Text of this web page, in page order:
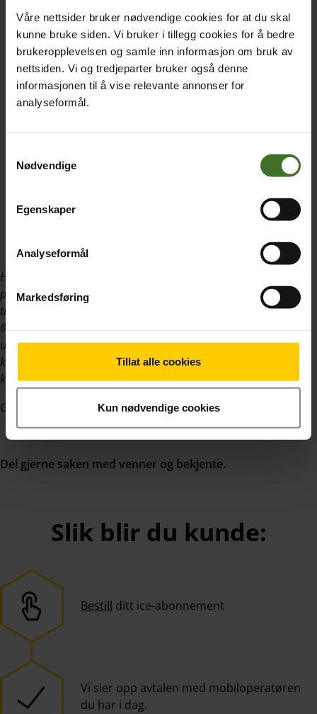
Våre nettsider bruker nødvendige cookies for at du skal
kunne bruke siden. Vi bruker i tillegg cookies for å bedre
brukeropplevelsen og samle inn informasjon om bruk av
nettsiden. Vi og tredjeparter bruker også denne
informasjonen til å vise relevante annonser for
analyseformål.
Nødvendige
Egenskaper
Analyseformål
Markedsføring
Tillat alle cookies
Kun nødvendige cookies
Her er reelle eksempel der svindlere utga seg for å være ice. Alle
punktene ovenfor er representert på bildene. Får du opp
tilsvarende, uavhengig av hvilken bedrift de utgir seg for å være:
Ikke klikk på noe og ste
uheldig å klikke deg inn på en lenke, aldri oppgi dine
kontaktopplysninger som epost, telefonnummer eller
kredittkortnummer.
Gi gjerne beskjed til bedriften som brukes i svindelforsøket.
Del gjerne saken med venner og bekjente.
Slik blir du kunde:
Bestill ditt ice-abonnement
Vi sier opp avtalen med mobiloperatøren
du har i dag.